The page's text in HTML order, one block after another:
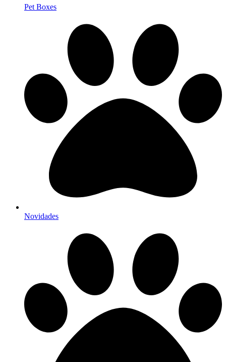
Pet Boxes
Novidades